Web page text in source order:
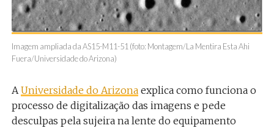
Imagem ampliada da AS15-M11-51 (foto: Montagem/La Mentira Esta Ahi
Fuera/Universidade do Arizona)
AUniversidade do Arizonaexplica como funciona o
processo de digitalização das imagens e pede
desculpas pela sujeira na lente do equipamento